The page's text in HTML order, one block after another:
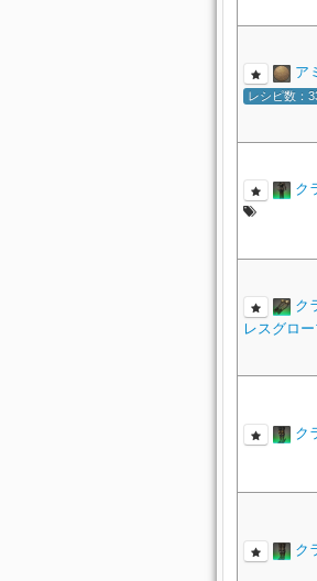
ア
レシピ数：
ク
ク
レスグロ
ク
ク